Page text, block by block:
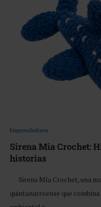
Emprendedores
Sirena Mia Crochet:
historias
Sirena Mía Crochet, una
quintanarroense que